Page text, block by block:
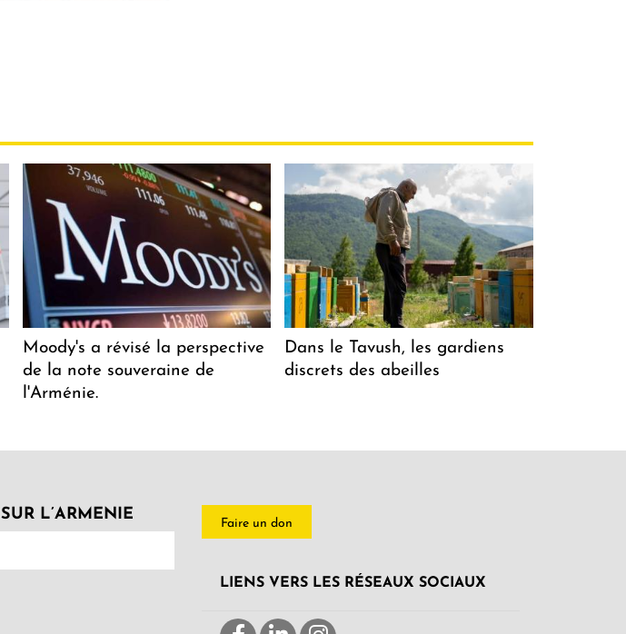
Moody's a révisé la perspective
de la note souveraine de
l'Arménie.
Dans le Tavush, les gardiens
discrets des abeilles
L’ARMENIE
Faire un don
LIENS VERS LES RÉSEAUX SOCIAUX